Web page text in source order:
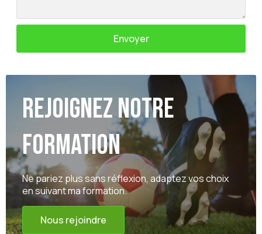
Envoyer
Rejoignez notre
formation
Ne pariez plus sans réflexion, adaptez vos choix
en suivant ma formation.
Nous rejoindre